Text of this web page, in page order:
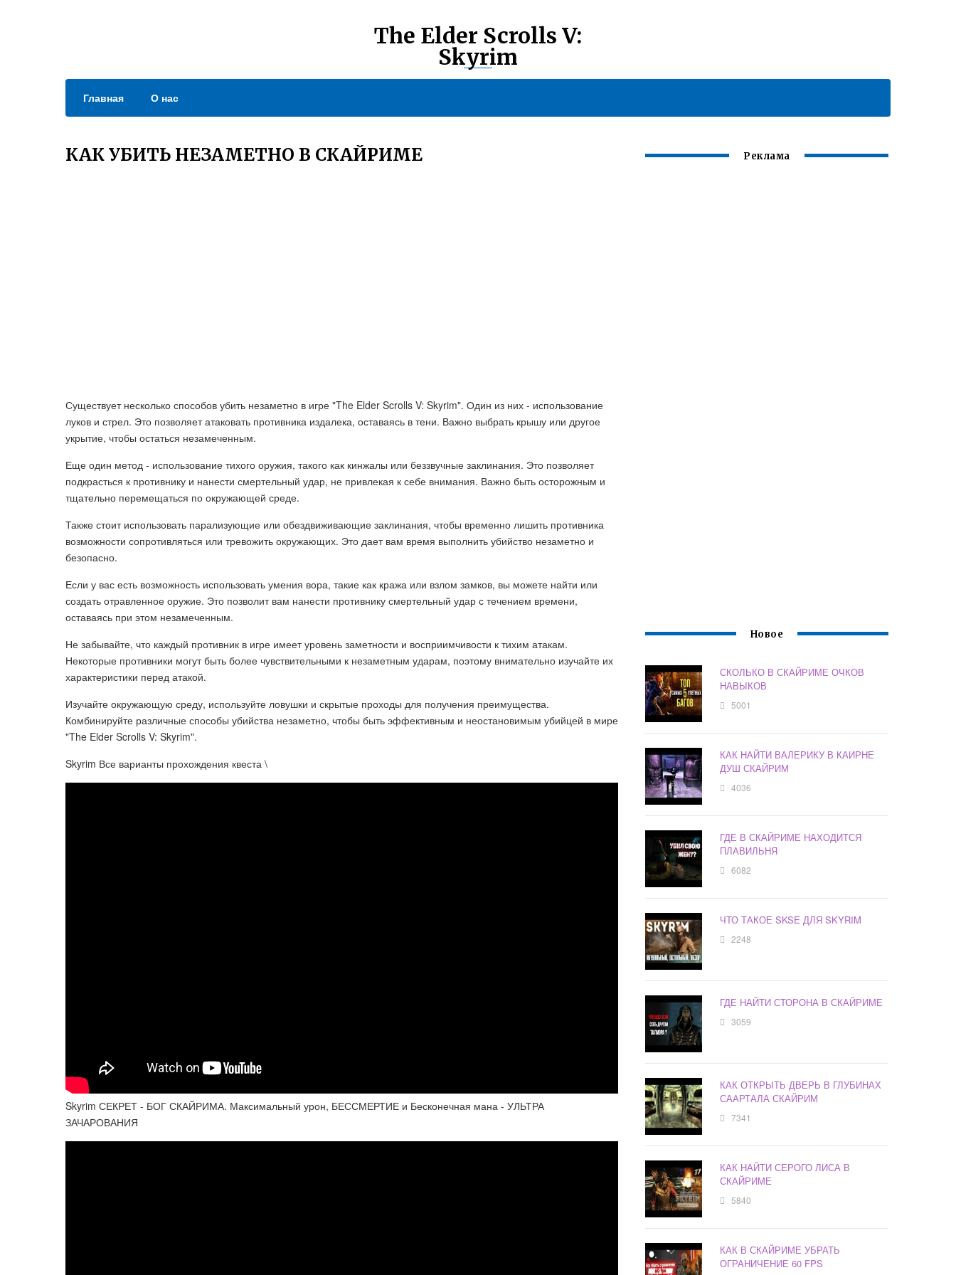
The Elder Scrolls V:
Skyrim
Главная О нас
КАК УБИТЬ НЕЗАМЕТНО В СКАЙРИМЕ
Существует несколько способов убить незаметно в игре "The Elder Scrolls V: Skyrim". Один из них - использование
луков и стрел. Это позволяет атаковать противника издалека, оставаясь в тени. Важно выбрать крышу или другое
укрытие, чтобы остаться незамеченным.
Еще один метод - использование тихого оружия, такого как кинжалы или беззвучные заклинания. Это позволяет
подкрасться к противнику и нанести смертельный удар, не привлекая к себе внимания. Важно быть осторожным и
тщательно перемещаться по окружающей среде.
Также стоит использовать парализующие или обездвиживающие заклинания, чтобы временно лишить противника
возможности сопротивляться или тревожить окружающих. Это дает вам время выполнить убийство незаметно и
безопасно.
Если у вас есть возможность использовать умения вора, такие как кража или взлом замков, вы можете найти или
создать отравленное оружие. Это позволит вам нанести противнику смертельный удар с течением времени,
оставаясь при этом незамеченным.
Не забывайте, что каждый противник в игре имеет уровень заметности и восприимчивости к тихим атакам.
Некоторые противники могут быть более чувствительными к незаметным ударам, поэтому внимательно изучайте их
характеристики перед атакой.
Изучайте окружающую среду, используйте ловушки и скрытые проходы для получения преимущества.
Комбинируйте различные способы убийства незаметно, чтобы быть эффективным и неостановимым убийцей в мире
"The Elder Scrolls V: Skyrim".
Skyrim Все варианты прохождения квеста \
Skyrim СЕКРЕТ - БОГ СКАЙРИМА. Максимальный урон, БЕССМЕРТИЕ и Бесконечная мана - УЛЬТРА
ЗАЧАРОВАНИЯ
Реклама
Новое
СКОЛЬКО В СКАЙРИМЕ ОЧКОВ
НАВЫКОВ
5001
КАК НАЙТИ ВАЛЕРИКУ В КАИРНЕ
ДУШ СКАЙРИМ
4036
ГДЕ В СКАЙРИМЕ НАХОДИТСЯ
ПЛАВИЛЬНЯ
6082
ЧТО ТАКОЕ SKSE ДЛЯ SKYRIM
2248
ГДЕ НАЙТИ СТОРОНА В СКАЙРИМЕ
3059
КАК ОТКРЫТЬ ДВЕРЬ В ГЛУБИНАХ
СААРТАЛА СКАЙРИМ
7341
КАК НАЙТИ СЕРОГО ЛИСА В
СКАЙРИМЕ
5840
КАК В СКАЙРИМЕ УБРАТЬ
ОГРАНИЧЕНИЕ 60 FPS